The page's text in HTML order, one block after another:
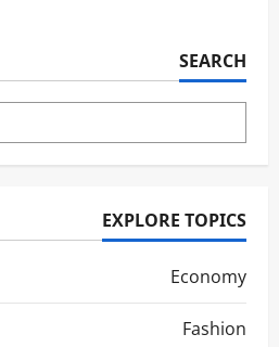
SEARCH
EXPLORE TOPICS
Economy
Fashion